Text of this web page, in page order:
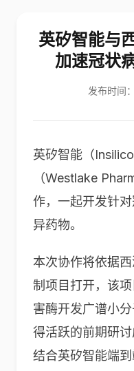
英矽智能与
加速冠状
发布时间
英矽智能（
（Westlake
作，一起开发针
异药物。
本次协作将依据
制项目打开，该
害酶开发广谱小
得活跃的前期研
结合英矽智能端